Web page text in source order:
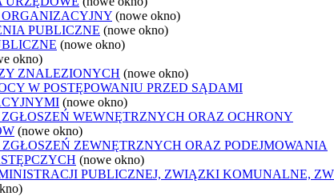
(nowe okno)
PUBLICZNE (nowe okno)
(nowe okno)
okno)
ZNALEZIONYCH (nowe okno)
W POSTĘPOWANIU PRZED SĄDAMI
(nowe okno)
WEWNĘTRZNYCH ORAZ OCHRONY
(nowe okno)
ZEWNĘTRZNYCH ORAZ PODEJMOWANIA
(nowe okno)
PUBLICZNEJ, ZWIĄZKI KOMUNALNE,